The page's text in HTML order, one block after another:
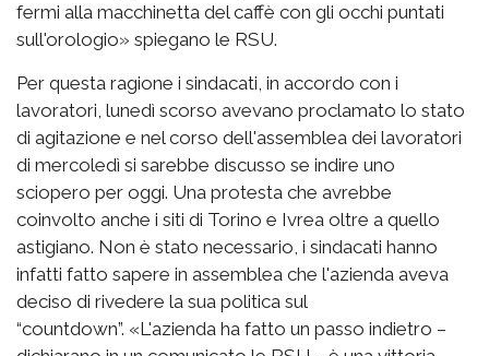
fermi alla macchinetta del caffè con gli occhi puntati
sull'orologio» spiegano le RSU.
Per questa ragione i sindacati, in accordo con i
lavoratori, lunedì scorso avevano proclamato lo stato
di agitazione e nel corso dell'assemblea dei lavoratori
di mercoledì si sarebbe discusso se indire uno
sciopero per oggi. Una protesta che avrebbe
coinvolto anche i siti di Torino e Ivrea oltre a quello
astigiano. Non è stato necessario, i sindacati hanno
infatti fatto sapere in assemblea che l'azienda aveva
deciso di rivedere la sua politica sul
“countdown”. «L'azienda ha fatto un passo indietro –